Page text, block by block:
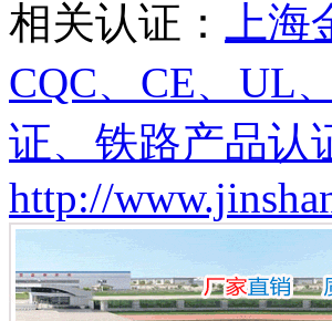
相关认证：
上
CQC、CE、UL
证、铁路产品认
http://